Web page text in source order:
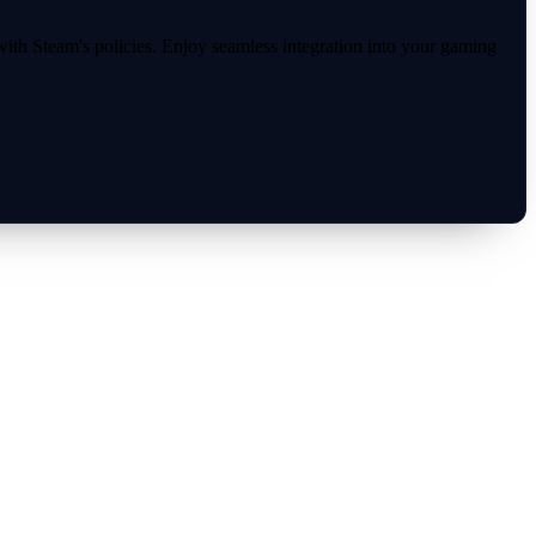
Steam's policies. Enjoy seamless integration into your gaming